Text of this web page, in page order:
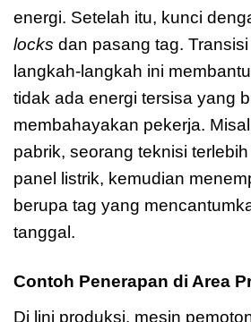
energi. Setelah itu, kunci
locks dan pasang tag.
langkah-langkah ini
tidak ada energi tersisa yang
membahayakan pekerja.
pabrik, seorang teknisi
panel listrik, kemudian
berupa tag yang
tanggal.
Contoh Penerapan di Area
Di lini produksi, mesin